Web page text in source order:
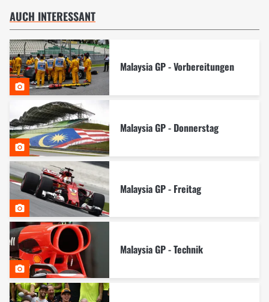
AUCH INTERESSANT
Malaysia GP - Vorbereitungen
Malaysia GP - Donnerstag
Malaysia GP - Freitag
Malaysia GP - Technik